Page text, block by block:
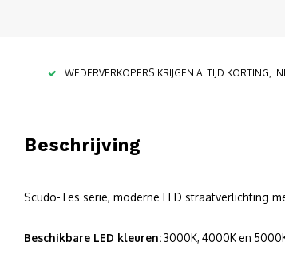
WEDERVERKOPERS KRIJGEN ALTIJD KORTING,
Beschrijving
Scudo-Tes serie, moderne LED straatverlichting
Beschikbare LED kleuren:3000K, 4000K en